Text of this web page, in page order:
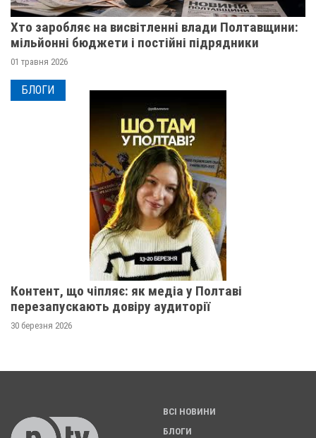
Хто заробляє на висвітленні влади Полтавщини:
мільйонні бюджети і постійні підрядники
01 травня 2026
БЛОГИ
Контент, що чіпляє: як медіа у Полтаві
перезапускають довіру аудиторії
30 березня 2026
ВСІ НОВИНИ
БЛОГИ